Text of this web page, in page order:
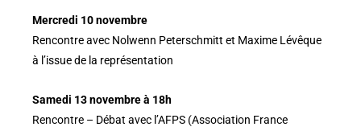
Mercredi 10 novembre
Rencontre avec Nolwenn Peterschmitt et Maxime Lévêque
à l’issue de la représentation
Samedi 13 novembre à 18h
Rencontre – Débat avec l’AFPS (Association France